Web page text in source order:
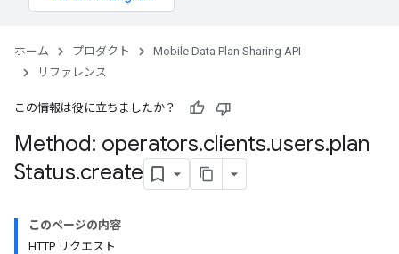
ホーム プロダクト
Mobile Data Plan Sharing API
リファレンス
この情報は役に立ちましたか？
Method: operators.clients.users.plan
Status.create
このページの内容
HTTP リクエスト